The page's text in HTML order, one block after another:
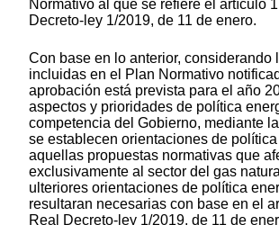
Normativo al que se refiere el artículo
Decreto-ley 1/2019, de 11 de enero.
Con base en lo anterior, considerando
incluidas en el Plan Normativo
aprobación está prevista para el año
aspectos y prioridades de política
competencia del Gobierno, mediante
se establecen orientaciones de
aquellas propuestas normativas que
exclusivamente al sector del gas
ulteriores orientaciones de política
resultaran necesarias con base en el
Real Decreto-ley 1/2019, de 11 de